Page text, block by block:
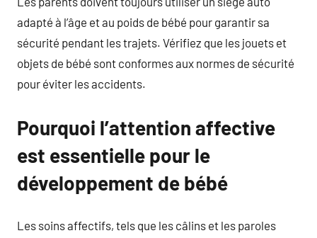
adapté à l’âge et au poids de bébé pour garantir sa
sécurité pendant les trajets. Vérifiez que les jouets et
objets de bébé sont conformes aux normes de sécurité
pour éviter les accidents.
Pourquoi l’attention affective
est essentielle pour le
développement de bébé
Les soins affectifs, tels que les câlins et les paroles